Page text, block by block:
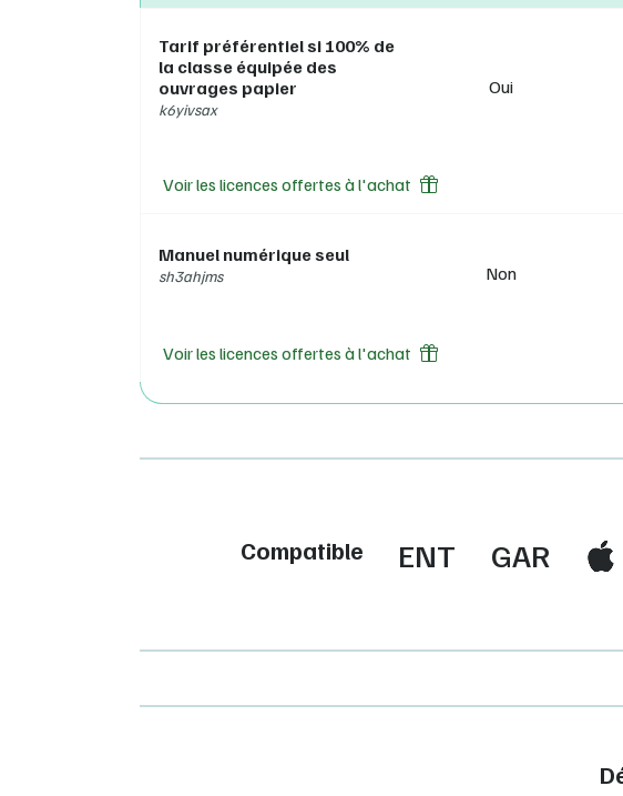
Tarif préférentiel si 100% de
la classe équipée des
ouvrages papier
k6yivsax
Oui
Voir les licences offertes à l'achat
Manuel numérique seul
sh3ahjms Non
Voir les licences offertes à l'achat
Compatible ENT GAR